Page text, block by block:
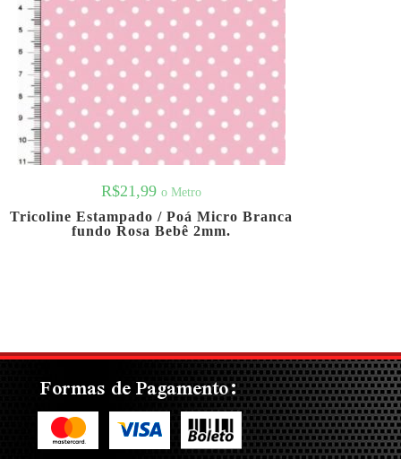
R$21,99 o Metro
Tricoline Estampado / Poá Micro Branca
fundo Rosa Bebê 2mm.
Formas de Pagamento: